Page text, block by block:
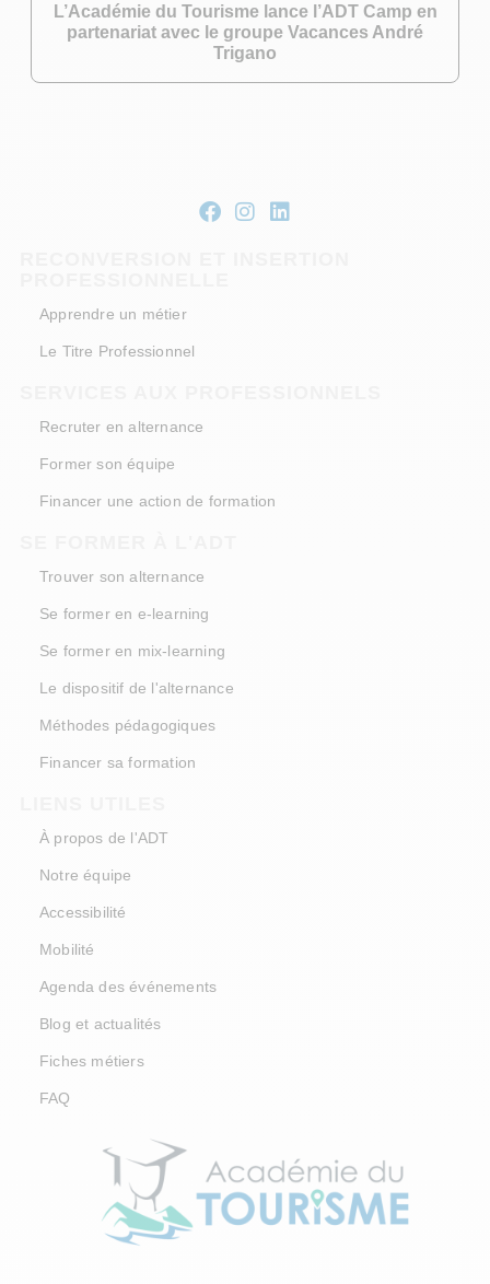
L’Académie du Tourisme lance l’ADT Camp en
partenariat avec le groupe Vacances André
Trigano
Apprendre un métier
Le Titre Professionnel
Recruter en alternance
Former son équipe
Financer une action de formation
Trouver son alternance
Se former en e-learning
Se former en mix-learning
Le dispositif de l'alternance
Méthodes pédagogiques
Financer sa formation
À propos de l'ADT
Notre équipe
Accessibilité
Mobilité
Agenda des événements
Blog et actualités
Fiches métiers
FAQ